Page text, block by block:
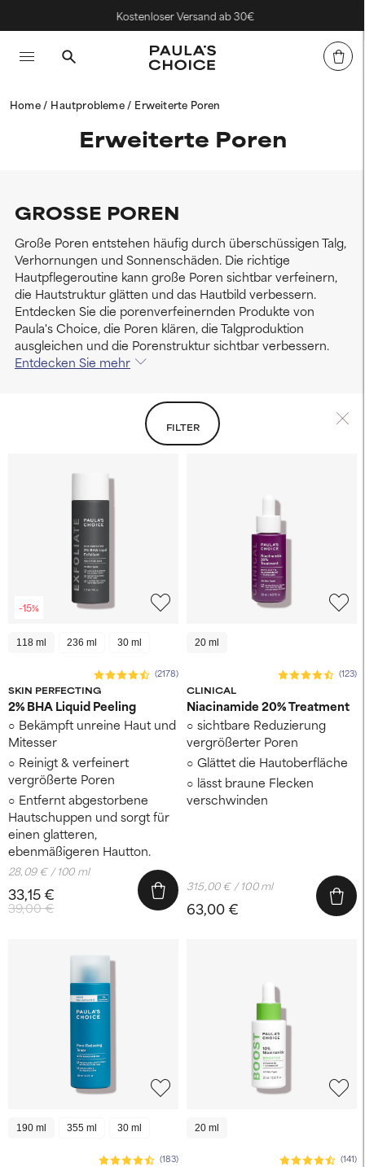
Kostenloser Versand ab 30€
Home Hautprobleme Erweiterte Poren
Erweiterte Poren
GROSSE POREN
Große Poren entstehen häufig durch überschüssigen Talg,
Verhornungen und Sonnenschäden. Die richtige
Hautpflegeroutine kann große Poren sichtbar verfeinern,
die Hautstruktur glätten und das Hautbild verbessern.
Entdecken Sie die porenverfeinernden Produkte von
Paula's Choice, die Poren klären, die Talgproduktion
ausgleichen und die Porenstruktur sichtbar verbessern.
Entdecken Sie mehr
FILTER
-15%
118 ml 236 ml 30 ml
SKIN PERFECTING
(2178)
2% BHA Liquid Peeling
Bekämpft unreine Haut und
Mitesser
Reinigt & verfeinert
vergrößerte Poren
Entfernt abgestorbene
Hautschuppen und sorgt für
einen glatteren,
ebenmäßigeren Hautton.
39,00 €
33,15 €
28,09 € / 100 ml
20 ml
CLINICAL
(123)
Niacinamide 20% Treatment
sichtbare Reduzierung
vergrößerter Poren
Glättet die Hautoberfläche
lässt braune Flecken
verschwinden
63,00 €
315,00 € / 100 ml
190 ml 355 ml 30 ml
(183)
20 ml
(141)